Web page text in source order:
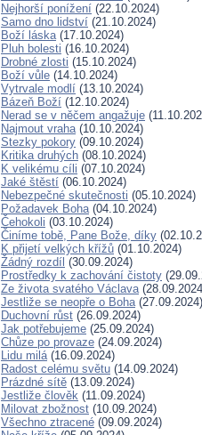
Nejhorší ponížení (22.10.2024)
Samo dno lidství (21.10.2024)
Boží láska(17.10.2024)
Pluh bolesti (16.10.2024)
Drobné zlosti (15.10.2024)
Boží vůle (14.10.2024)
Vytrvale modlí (13.10.2024)
Bázeň Boží (12.10.2024)
Nerad se v něčem angažuje
Najmout vraha(10.10.2024)
Stezky pokory (09.10.2024)
Kritika druhých (08.10.2024)
K velikému cíli (07.10.2024)
Jaké štěstí (06.10.2024)
Nebezpečné skutečnosti (05.10.2024)
Požadavek Boha(04.10.2024)
Čehokoli (03.10.2024)
Činíme tobě, Pane Bože, díky
K přijetí velkých křížů (01.10.2024)
Žádný rozdíl (30.09.2024)
Prostředky k zachování čistoty
Ze života svatého Václava
Jestliže se neopře o Boha(27.09.2024)
Duchovní růst (26.09.2024)
Jak potřebujeme (25.09.2024)
Chůze po provaze (24.09.2024)
Lidu milá(16.09.2024)
Radost celému světu (14.09.2024)
Prázdné sítě (13.09.2024)
Jestliže člověk (11.09.2024)
Milovat zbožnost (10.09.2024)
Všechno ztracené (09.09.2024)